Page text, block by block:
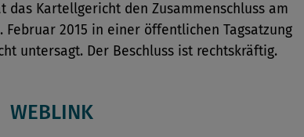
das Kartellgericht den Zusammenschluss am
Februar 2015 in einer öffentlichen Tagsatzung
untersagt. Der Beschluss ist rechtskräftig.
WEBLINK